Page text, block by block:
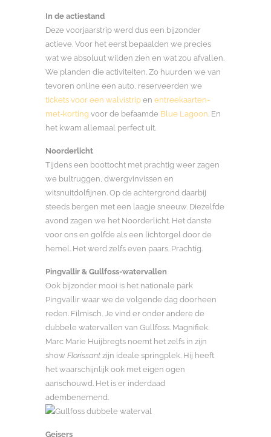
In de actiestand
Deze voorjaarstrip werd dus een bijzonder
actieve. Voor het eerst bepaalden we precies
wat we absoluut wilden zien en wat zou afvallen.
We planden die activiteiten. Zo huurden we van
tevoren online een auto, reserveerden we
tickets voor een walvistrip en entreekaarten-
met-korting voor de befaamde Blue Lagoon. En
het kwam allemaal perfect uit.
Noorderlicht
Tijdens een boottocht met prachtig weer zagen
we bultruggen, dwergvinvissen en
witsnuitdolfijnen. Op de achtergrond daarbij
steeds bergen met een laagje sneeuw. Diezelfde
avond zagen we het Noorderlicht. Het danste
voor ons en golfde als een lichtorgel door de
hemel. Het werd zelfs even paars. Prachtig.
Pingvallir & Gullfoss-watervallen
Ook bijzonder mooi is het nationale park
Pingvallir waar we de volgende dag doorheen
reden. Filmisch. Je vind er onder andere de
dubbele watervallen van Gullfoss. Magnifiek.
Marc Marie Huijbregts noemt het zelfs in zijn
show Florissant zijn ideale springplek. Hij heeft
het waarschijnlijk ook met eigen ogen
aanschouwd. Het is er inderdaad
adembenemend.
Geisers